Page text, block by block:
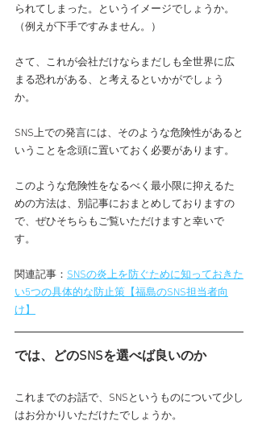
られてしまった。というイメージでしょうか。
（例えが下手ですみません。）
さて、これが会社だけならまだしも全世界に広
まる恐れがある、と考えるといかがでしょう
か。
SNS上での発言には、そのような危険性があると
いうことを念頭に置いておく必要があります。
このような危険性をなるべく最小限に抑えるた
めの方法は、別記事におまとめしておりますの
で、ぜひそちらもご覧いただけますと幸いで
す。
関連記事： SNSの炎上を防ぐために知っておきた
い5つの具体的な防止策【福島のSNS担当者向
け】
では、どのSNSを選べば良いのか
これまでのお話で、SNSというものについて少し
はお分かりいただけたでしょうか。